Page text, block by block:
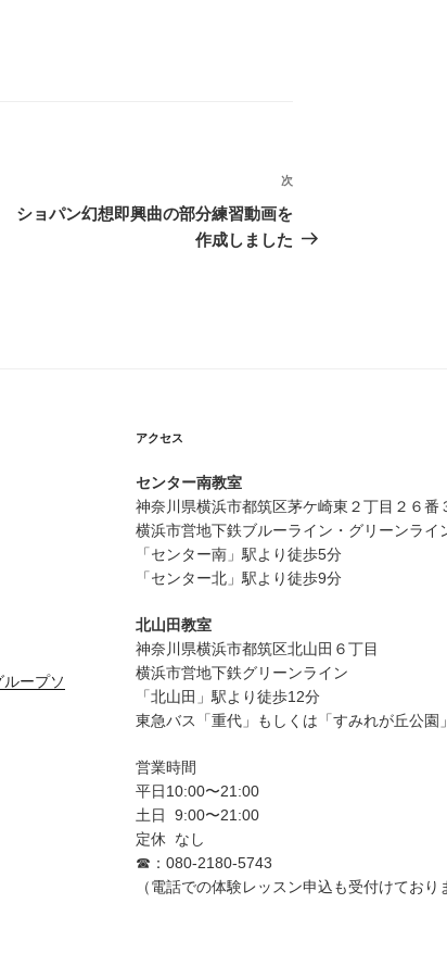
次
投
次
ショパン幻想即興曲の部分練習動画を
作成しました
ープソ
アクセス
センター南教室
神奈川県横浜市都筑区茅ケ崎東２丁目２６番
横浜市営地下鉄ブルーライン・グリーンライ
「センター南」駅より徒歩5分
「センター北」駅より徒歩9分
北山田教室
神奈川県横浜市都筑区北山田６丁目
横浜市営地下鉄グリーンライン
「北山田」駅より徒歩12分
東急バス「重代」もしくは「すみれが丘公園
営業時間
平日10:00〜21:00
土日 9:00〜21:00
定休 なし
☎︎：080-2180-5743
（電話での体験レッスン申込も受付けており